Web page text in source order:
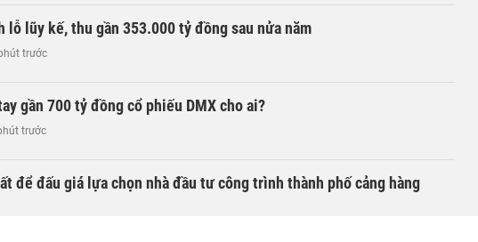
lỗ lũy kế, thu gần 353.000 tỷ đồng sau nửa năm
trước
gần 700 tỷ đồng cổ phiếu DMX cho ai?
trước
để đấu giá lựa chọn nhà đầu tư công trình thành phố cảng hàng